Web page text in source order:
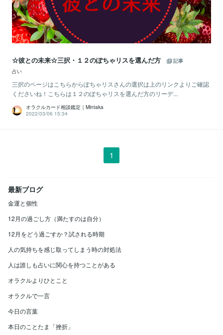
☆彼との未来☆三択・１２のぽちゃリスを選んだ方
記事
占い
三択のページはこちらからぽちゃリスさんの選択は上のリンクよりご確認
くださいね！こちらは１２のぽちゃリスを選んだ方のリーデ...
オラクルカード相談鑑定｜Mintaka
2022/03/06 15:34
1
最新ブログ
金運と個性
12月の過ごし方（満たすのは自分）
12月をどう過ごすか？試される時期
人の気持ちを感じ取ってしまう時の対処法
人は誰しも占いに関心を持つことがある
オラクルよりひとこと
オラクルで一言
今日の言葉
本日のことたま「挫折」